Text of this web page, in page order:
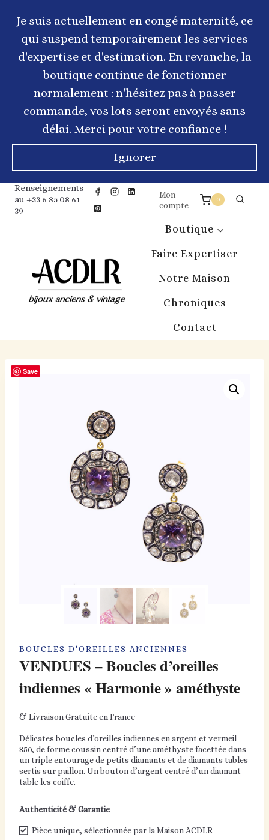
contenuJe suis actuellement en congé maternité, ce
qui suspend temporairement les services
d'expertise et d'estimation. En revanche, la
boutique continue de fonctionner
normalement : n'hésitez pas à passer
commande, vos lots seront envoyés sans
délai. Merci pour votre confiance !
Ignorer
Renseignements
au +33 6 85 08 61
39
Mon
compte
0
Boutique
Faire Expertiser
Notre Maison
Chroniques
Contact
Save
BOUCLES D'OREILLES ANCIENNES
VENDUES – Boucles d’oreilles
indiennes « Harmonie » améthyste
& Livraison Gratuite en France
Délicates boucles d’oreilles indiennes en argent et vermeil
850, de forme coussin centré d’une améthyste facettée dans
un triple entourage de petits diamants et de diamants tables
sertis sur paillon. Un bouton d’argent centré d’un diamant
table les coiffe.
Authenticité & Garantie
Pièce unique, sélectionnée par la Maison ACDLR